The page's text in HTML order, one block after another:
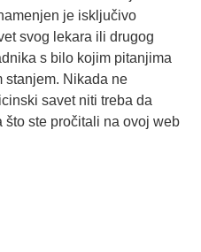
je isključivo
svog lekara ili drugog
s bilo kojim pitanjima
stanjem. Nikada ne
savet niti treba da
ste pročitali na ovoj web